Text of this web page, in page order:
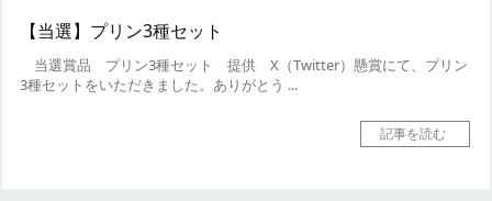
【当選】プリン3種セット
当選賞品 プリン3種セット 提供 X（Twitter）懸賞にて、プリン
3種セットをいただきました。 ありがとう ...
記事を読む